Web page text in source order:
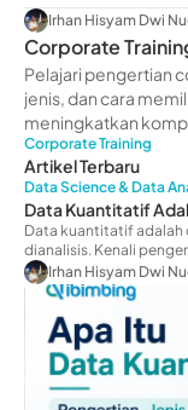
Irhan Hisyam Dwi
Corporate
Manfaat
Pelajari pengertian
jenis, dan cara
meningkatkan
Corporate Training
Artikel Terbaru
Data Science & Data
Data Kuantitatif
Data kuantitatif adalah
dianalisis. Kenali
Irhan Hisyam Dwi